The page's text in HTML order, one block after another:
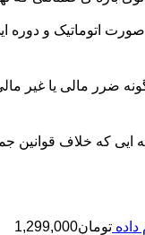
اتوماتیک و دوره
ضرر مالی یا غیر
ایی که خلاف قوانین
تومان1,299,000